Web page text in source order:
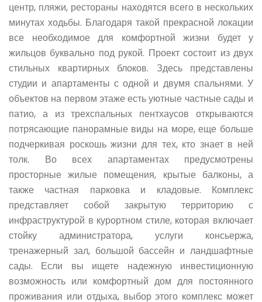
центр, пляжи, рестораны находятся всего в нескольких
минутах ходьбы. Благодаря такой прекрасной локации
все необходимое для комфортной жизни будет у
жильцов буквально под рукой. Проект состоит из двух
стильных квартирных блоков. Здесь представлены
студии и апартаменты с одной и двумя спальнями. У
объектов на первом этаже есть уютные частные сады и
патио, а из трехспальных пентхаусов открываются
потрясающие панорамные виды на море, еще больше
подчеркивая роскошь жизни для тех, кто знает в ней
толк. Во всех апартаментах предусмотрены
просторные жилые помещения, крытые балконы, а
также частная парковка и кладовые. Комплекс
представляет собой закрытую территорию с
инфраструктурой в курортном стиле, которая включает
стойку администратора, услуги консьержа,
тренажерный зал, большой бассейн и ландшафтные
сады. Если вы ищете надежную инвестиционную
возможность или комфортный дом для постоянного
проживания или отдыха, выбор этого комплекс может